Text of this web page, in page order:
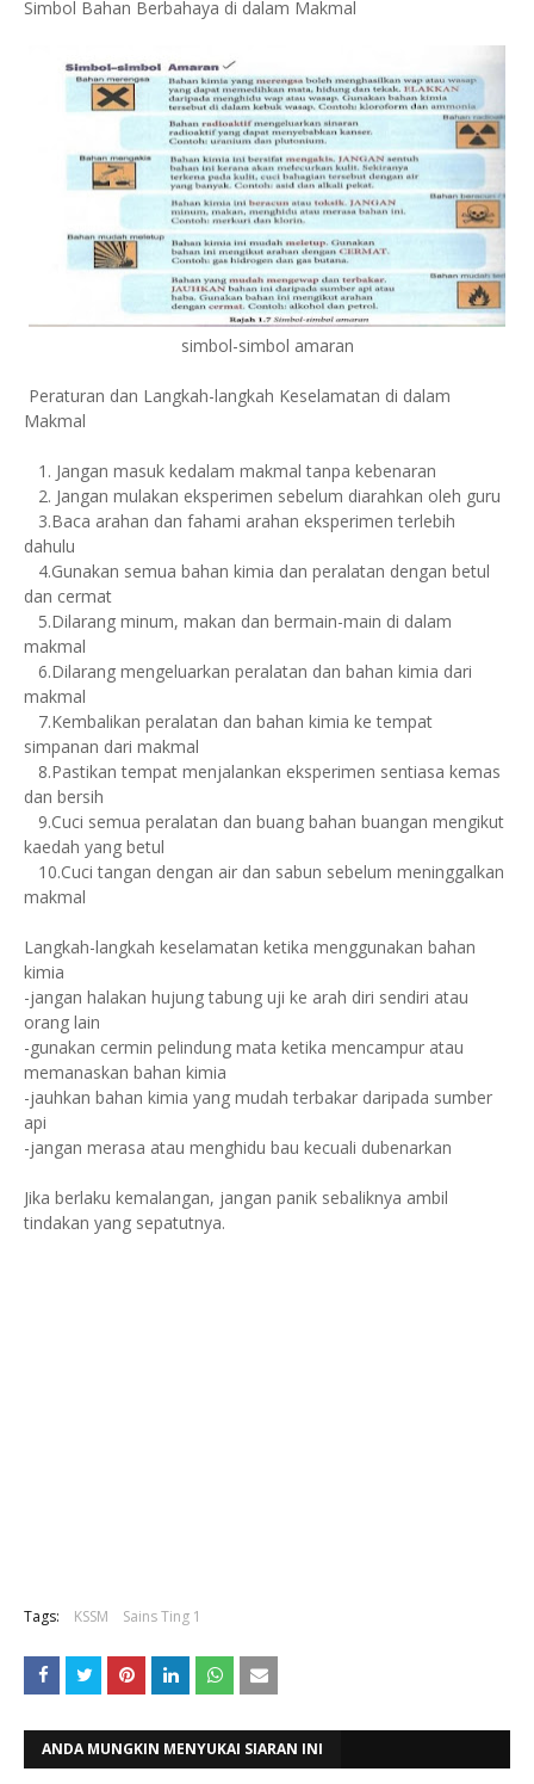
Simbol Bahan Berbahaya di dalam Makmal
simbol-simbol amaran
Peraturan dan Langkah-langkah Keselamatan di dalam
Makmal
1. Jangan masuk kedalam makmal tanpa kebenaran
2. Jangan mulakan eksperimen sebelum diarahkan oleh guru
3.Baca arahan dan fahami arahan eksperimen terlebih
dahulu
4.Gunakan semua bahan kimia dan peralatan dengan betul
dan cermat
5.Dilarang minum, makan dan bermain-main di dalam
makmal
6.Dilarang mengeluarkan peralatan dan bahan kimia dari
makmal
7.Kembalikan peralatan dan bahan kimia ke tempat
simpanan dari makmal
8.Pastikan tempat menjalankan eksperimen sentiasa kemas
dan bersih
9.Cuci semua peralatan dan buang bahan buangan mengikut
kaedah yang betul
10.Cuci tangan dengan air dan sabun sebelum meninggalkan
makmal
Langkah-langkah keselamatan ketika menggunakan bahan
kimia
-jangan halakan hujung tabung uji ke arah diri sendiri atau
orang lain
-gunakan cermin pelindung mata ketika mencampur atau
memanaskan bahan kimia
-jauhkan bahan kimia yang mudah terbakar daripada sumber
api
-jangan merasa atau menghidu bau kecuali dubenarkan
Jika berlaku kemalangan, jangan panik sebaliknya ambil
tindakan yang sepatutnya.
Tags: KSSM Sains Ting 1
ANDA MUNGKIN MENYUKAI SIARAN INI